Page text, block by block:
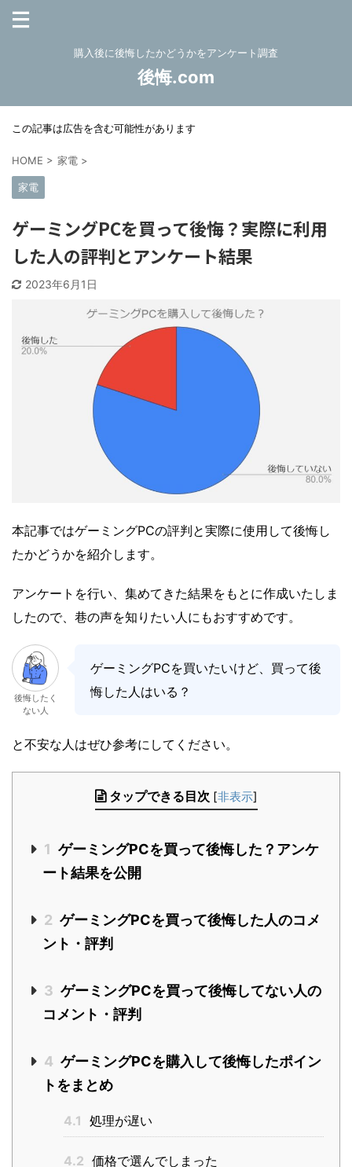
購入後に後悔したかどうかをアンケート調査
後悔.com
この記事は広告を含む可能性があります
HOME > 家電 >
家電
ゲーミングPCを買って後悔？実際に利用
した人の評判とアンケート結果
2023年6月1日
本記事ではゲーミングPCの評判と実際に使用して後悔し
たかどうかを紹介します。
アンケートを行い、集めてきた結果をもとに作成いたしま
したので、巷の声を知りたい人にもおすすめです。
後悔したく
ない人
ゲーミングPCを買いたいけど、買って後
悔した人はいる？
と不安な人はぜひ参考にしてください。
タップできる目次 [非表示]
1 ゲーミングPCを買って後悔した？アンケ
ート結果を公開
2 ゲーミングPCを買って後悔した人のコメ
ント・評判
3 ゲーミングPCを買って後悔してない人の
コメント・評判
4 ゲーミングPCを購入して後悔したポイン
トをまとめ
4.1 処理が遅い
4.2 価格で選んでしまった